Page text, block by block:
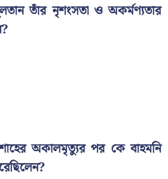
তাঁর নৃশংসতা ও অকর্মণ্যতার
অকালমৃত্যুর পর কে বাহমনি